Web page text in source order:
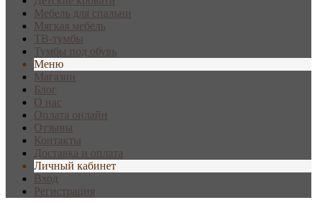
Мебель для спальни
Мягкая мебель
ТВ-тумбы
Тумбы под обувь
Меню
Магазин
Блог
О нас
Оплата онлайн
Отзывы
Контакты
Доставка и оплата
Личный кабинет
Вход
Регистрация